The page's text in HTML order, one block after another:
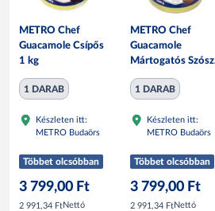
METRO Chef
Guacamole Csípős
1 kg
1 DARAB
Készleten itt:
METRO Budaörs
Többet olcsóbban
3 799,00 Ft
2 991,34 FtNettó
METRO Chef
Guacamole
Mártogatós Szósz
1 kg
1 DARAB
Készleten itt:
METRO Budaörs
Többet olcsóbban
3 799,00 Ft
2 991,34 FtNettó